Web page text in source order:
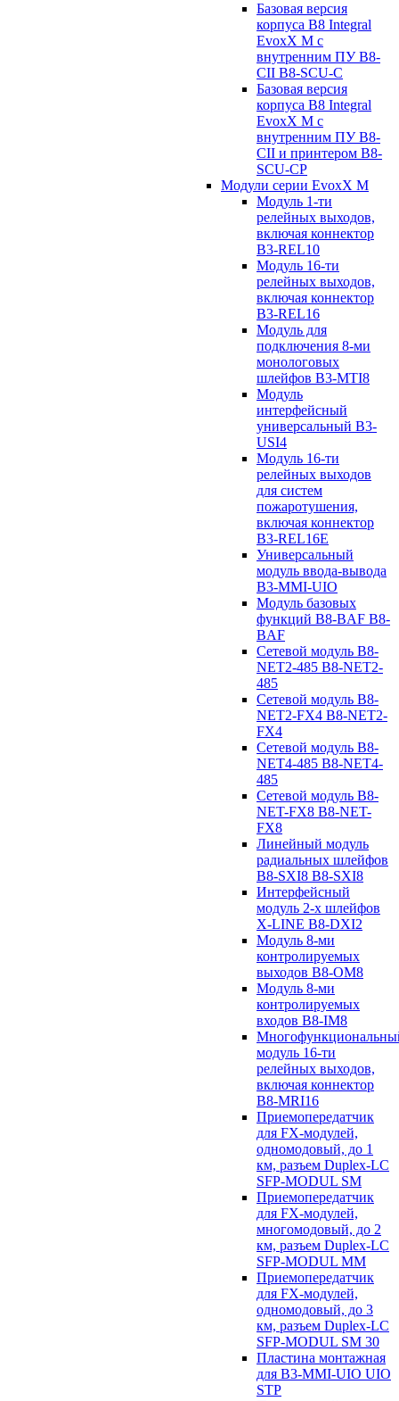
Базовая версия
корпуса B8 Integral
EvoxX M с
внутренним ПУ B8-
CII B8-SCU-C
Базовая версия
корпуса B8 Integral
EvoxX M с
внутренним ПУ B8-
CII и принтером B8-
SCU-CP
Модули серии EvoxX M
Модуль 1-ти
релейных выходов,
включая коннектор
B3-REL10
Модуль 16-ти
релейных выходов,
включая коннектор
B3-REL16
Модуль для
подключения 8-ми
монологовых
шлейфов B3-MTI8
Модуль
интерфейсный
универсальный B3-
USI4
Модуль 16-ти
релейных выходов
для систем
пожаротушения,
включая коннектор
B3-REL16E
Универсальный
модуль ввода-вывода
B3-MMI-UIO
Модуль базовых
функций B8-BAF B8-
BAF
Сетевой модуль B8-
NET2-485 B8-NET2-
485
Сетевой модуль B8-
NET2-FX4 B8-NET2-
FX4
Сетевой модуль B8-
NET4-485 B8-NET4-
485
Сетевой модуль B8-
NET-FX8 B8-NET-
FX8
Линейный модуль
радиальных шлейфов
B8-SXI8 B8-SXI8
Интерфейсный
модуль 2-х шлейфов
X-LINE B8-DXI2
Модуль 8-ми
контролируемых
выходов B8-OM8
Модуль 8-ми
контролируемых
входов B8-IM8
модуль 16-ти
релейных выходов,
включая коннектор
B8-MRI16
Приемопередатчик
для FX-модулей,
одномодовый, до 1
км, разъем Duplex-LC
SFP-MODUL SM
Приемопередатчик
для FX-модулей,
многомодовый, до 2
км, разъем Duplex-LC
SFP-MODUL MM
Приемопередатчик
для FX-модулей,
одномодовый, до 3
км, разъем Duplex-LC
SFP-MODUL SM 30
Пластина монтажная
для B3-MMI-UIO UIO
STP